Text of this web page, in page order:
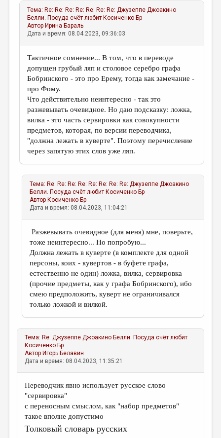
Тема: Re: Re: Re: Re: Re: Re: Re: Джузеппе Джоакино
Белли. Посуда счёт любит Косиченко Бр
Автор Ирина Бараль
Дата и время: 08.04.2023, 09:36:03
Тактичное сомнение... В том, что в переводе
допущен грубый ляп и столовое серебро графа
Бобринского - это про Ерему, тогда как замечание -
про Фому.
Что действительно неинтересно - так это
разжевывать очевидное. Но даю подсказку: ложка,
вилка - это часть сервировки как совокупности
предметов, которая, по версии переводчика,
"должна лежать в куверте". Поэтому перечисление
через запятую этих слов уже ляп.
Тема: Re: Re: Re: Re: Re: Re: Re: Re: Джузеппе Джоакино
Белли. Посуда счёт любит Косиченко Бр
Автор Косиченко Бр
Дата и время: 08.04.2023, 11:04:21
Разжевывать очевидное (для меня) мне, поверьте,
тоже неинтересно... Но попробую...
Должна лежать в куверте (в комплекте для одной
персоны, коих - кувертов - в буфете графа,
естественно не один) ложка, вилка, сервировка
(прочие предметы, как у графа Бобринского), ибо
смею предположить, куверт не ограничивался
только ложкой и вилкой.
Тема: Re: Джузеппе Джоакино Белли. Посуда счёт любит
Косиченко Бр
Автор Игорь Белавин
Дата и время: 08.04.2023, 11:35:21
Переводчик явно использует русское слово
"сервировка"
с переносным смыслом, как "набор предметов"
такое вполне допустимо
Толковый словарь русских